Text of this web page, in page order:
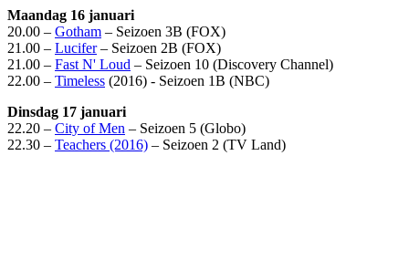
Maandag 16 januari
20.00 – Gotham – Seizoen 3B (FOX)
21.00 – Lucifer– Seizoen 2B (FOX)
21.00 – Fast N' Loud – Seizoen 10 (Discovery Channel)
22.00 – Timeless (2016) - Seizoen 1B (NBC)
Dinsdag 17 januari
22.20 – City of Men – Seizoen 5 (Globo)
22.30 – Teachers (2016) – Seizoen 2 (TV Land)